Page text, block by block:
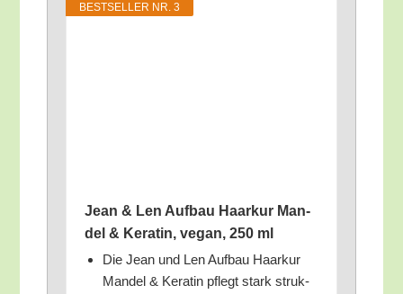
BEST­SEL­LER NR. 3
Jean & Len Auf­bau Haar­kur Man­
del & Kera­tin, vegan, 250 ml
Die Jean und Len Auf­bau Haar­kur
Man­del & Kera­tin pflegt stark struk­